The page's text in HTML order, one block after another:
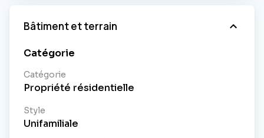
Bâtiment et terrain
Catégorie
Catégorie
Propriété résidentielle
Style
Unifamiliale